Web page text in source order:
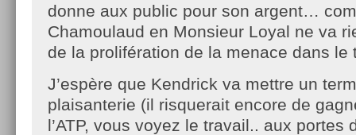
donne aux public pour son argent…
Chamoulaud en Monsieur Loyal ne va
de la prolifération de la menace dans le
J’espère que Kendrick va mettre un
plaisanterie (il risquerait encore de
l’ATP, vous voyez le travail.. aux portes